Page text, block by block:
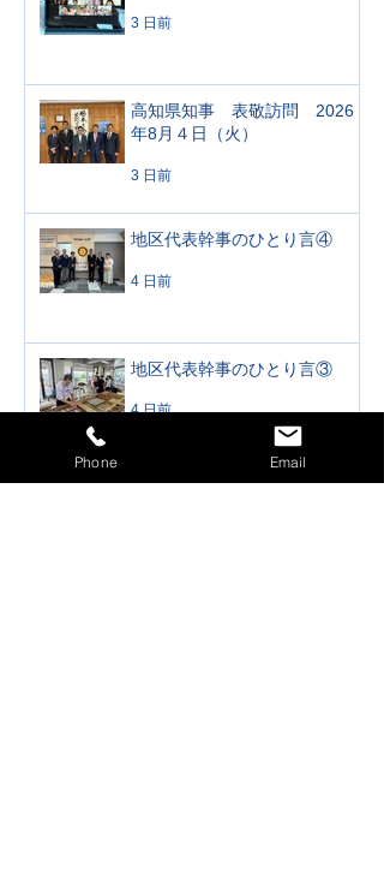
3 日前
高知県知事 表敬訪問 2026
年8月４日（火）
3 日前
地区代表幹事のひとり言④
4 日前
地区代表幹事のひとり言③
4 日前
Phone Email